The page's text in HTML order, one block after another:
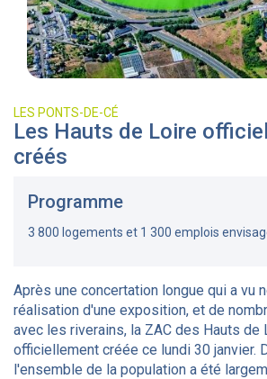
LES PONTS-DE-CÉ
Les Hauts de Loire
créés
Programme
3 800 logements et 1 300 emplois
Après une concertation longue qui a vu
réalisation d'une exposition, et de
avec les riverains, la ZAC des Hauts de
officiellement créée ce lundi 30 janvier.
l'ensemble de la population a été